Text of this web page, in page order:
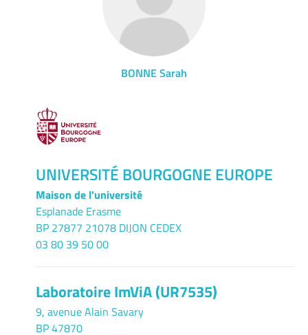
BONNE Sarah
UNIVERSITÉ BOURGOGNE EUROPE
Maison de l'université
Esplanade Erasme
BP 27877 21078 DIJON CEDEX
03 80 39 50 00
Laboratoire ImViA (UR7535)
9, avenue Alain Savary
BP 47870